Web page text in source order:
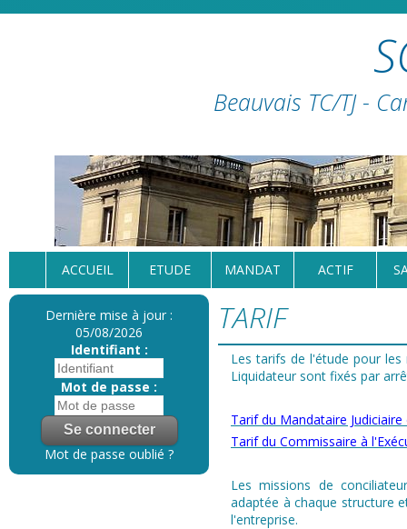
Beauvais TC/TJ -
ACCUEIL ETUDE MANDAT ACTIF
Dernière mise à jour :
05/08/2026
Identifiant :
Mot de passe :
Mot de passe oublié ?
TARIF
Les tarifs de l'étude pour les
Liquidateur sont fixés par
Tarif du Mandataire
Tarif du Commissaire à
Les missions de
adaptée à chaque structure
l'entreprise.